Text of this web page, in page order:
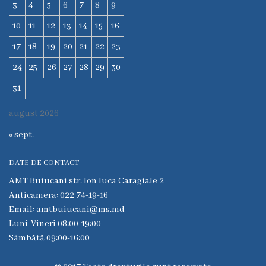
6
Secţia
medicina
de
familie
Secţia
familie
Serviciul
Consultativ
Specializat
august 2026
3
4 5 6 7 8
9
10
11 12 13 14 15
16
17
18 19 20 21 22
23
24
25 26 27 28 29
30
31
« sept.
DATE DE CONTACT
AMT Buiucani str. Ion luca Caragiale 2
Anticamera: 022 74-19-16
Email: amtbuiucani@ms.md
Luni-Vineri 08:00-19:00
Sâmbătă 09:00-16:00